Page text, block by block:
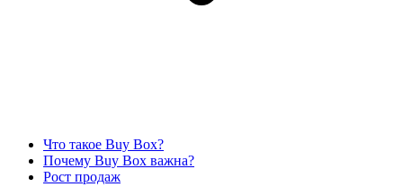
Что такое Buy Box?
Почему Buy Box важна?
Рост продаж